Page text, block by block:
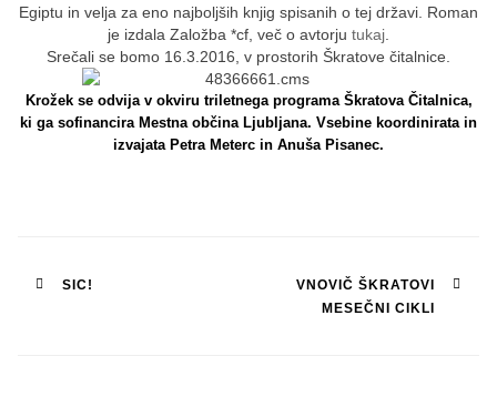
Egiptu in velja za eno najboljših knjig spisanih o tej državi. Roman
je izdala Založba *cf, več o avtorju tukaj
Srečali se bomo 16.3.2016, v prostorih Škratove čitalnice.
Krožek se odvija v okviru triletnega programa Škratova Čitalnica,
ki ga sofinancira Mestna občina Ljubljana. Vsebine koordinirata in
izvajata Petra Meterc in Anuša Pisanec.
Post
SIC!
VNOVIČ ŠKRATOVI
MESEČNI CIKLI